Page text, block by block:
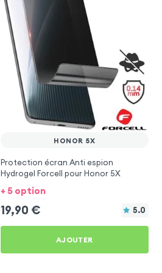
HONOR 5X
Protection écran Anti espion
Hydrogel Forcell pour Honor 5X
+ 5 option
19,90 € 5.0
AJOUTER